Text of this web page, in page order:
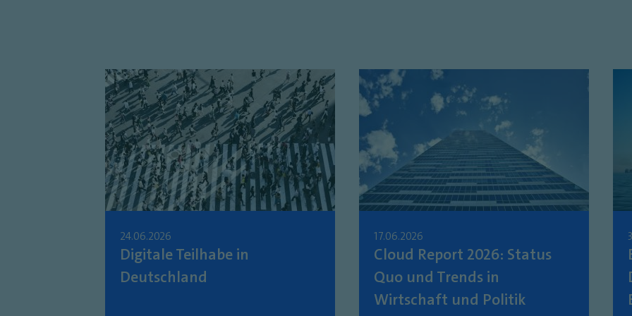
24.06.2026
Digitale Teilhabe in
Deutschland
17.06.2026
Cloud Report 2026: Status
Quo und Trends in
Wirtschaft und Politik